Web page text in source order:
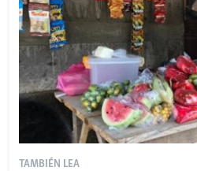
TAMBIÉN LEA